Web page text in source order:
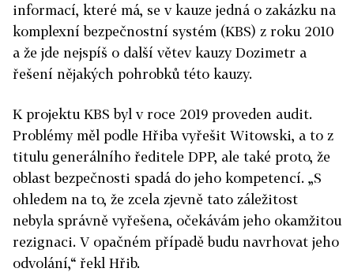
informací, které má, se v kauze jedná o zakázku na
komplexní bezpečnostní systém (KBS) z roku 2010
a že jde nejspíš o další větev kauzy Dozimetr a
řešení nějakých pohrobků této kauzy.
K projektu KBS byl v roce 2019 proveden audit.
Problémy měl podle Hřiba vyřešit Witowski, a to z
titulu generálního ředitele DPP, ale také proto, že
oblast bezpečnosti spadá do jeho kompetencí. „S
ohledem na to, že zcela zjevně tato záležitost
nebyla správně vyřešena, očekávám jeho okamžitou
rezignaci. V opačném případě budu navrhovat jeho
odvolání,“ řekl Hřib.